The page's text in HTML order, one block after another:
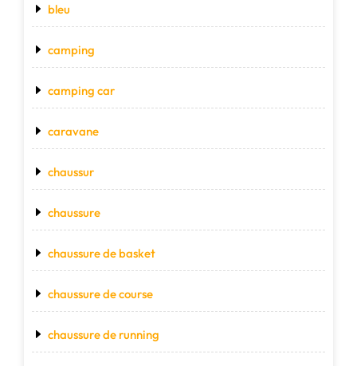
bleu
camping
camping car
caravane
chaussur
chaussure
chaussure de basket
chaussure de course
chaussure de running